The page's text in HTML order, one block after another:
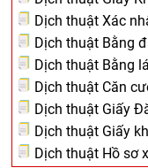
Dịch thuật Xác
Dịch thuật Bằng
Dịch thuật Bằng
Dịch thuật Căn
Dịch thuật Giấy
Dịch thuật Giấy
Dịch thuật Hồ sơ